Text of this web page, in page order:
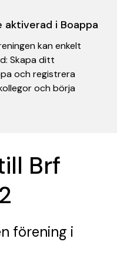
aktiverad i Boappa
kan enkelt
Skapa ditt
och registrera
och börja
Brf
förening i